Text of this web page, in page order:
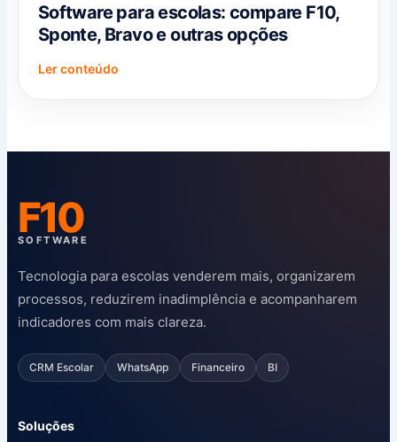
Software para escolas: compare F10,
Sponte, Bravo e outras opções
Ler conteúdo
F10
SOFTWARE
Tecnologia para escolas venderem mais, organizarem
processos, reduzirem inadimplência e acompanharem
indicadores com mais clareza.
CRM Escolar WhatsApp Financeiro BI
Soluções